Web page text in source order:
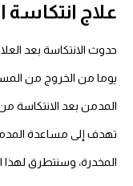
علاج انتكاسة
يوما من الخروج من
المدمن بعد الانتكاسة من
تهدف إلى مساعدة المدمن
المخدرة، وسنتطرق لهذا